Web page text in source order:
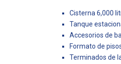
Cisterna 6,000
Tanque
Accesorios de
Formato de
Terminados de